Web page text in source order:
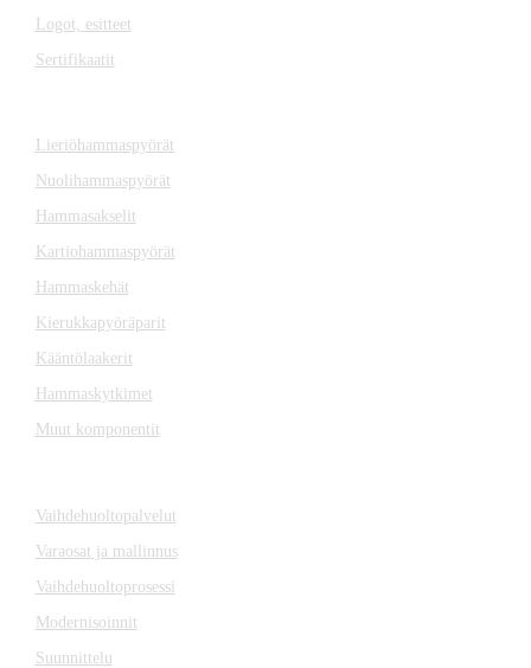
Logot, esitteet
Sertifikaatit
Lieriöhammaspyörät
Nuolihammaspyörät
Hammasakselit
Kartiohammaspyörät
Hammaskehät
Kierukkapyöräparit
Kääntölaakerit
Hammaskytkimet
Muut komponentit
Vaihdehuoltopalvelut
Varaosat ja mallinnus
Vaihdehuoltoprosessi
Modernisoinnit
Suunnittelu